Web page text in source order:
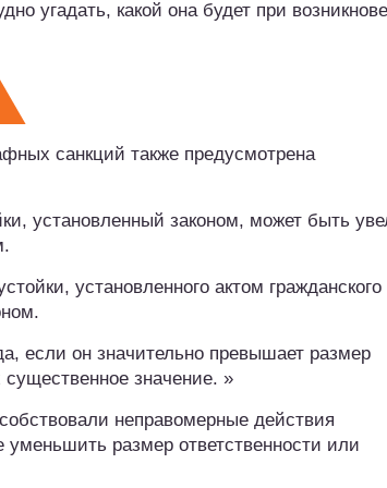
угадать, какой она будет при
санкций также предусмотрена
установленный законом, может быть
установленного актом гражданского
если он значительно превышает размер
значение. »
неправомерные действия
уменьшить размер ответственности или